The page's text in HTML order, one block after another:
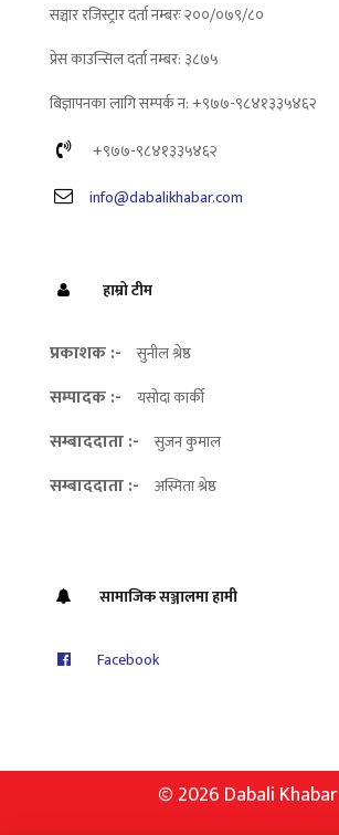
सञ्चार रजिस्ट्रार दर्ता नम्बरः २००/०७९/८०
प्रेस काउन्सिल दर्ता नम्बर: ३८७५
बिज्ञापनका लागि सम्पर्क न: +९७७-९८४१३३५४६२
+९७७-९८४१३३५४६२
info@dabalikhabar.com
हाम्रो टीम
प्रकाशक :- सुनील श्रेष्ठ
सम्पादक :- यसोदा कार्की
सम्बाददाता :- सुजन कुमाल
सम्बाददाता :- अस्मिता श्रेष्ठ
सामाजिक सञ्जालमा हामी
Facebook
© 2026 Dabali Khabar